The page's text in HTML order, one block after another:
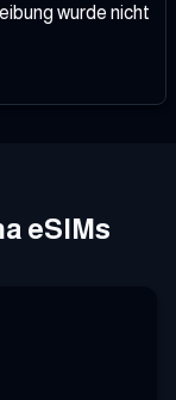
wurde nicht
eSIMs